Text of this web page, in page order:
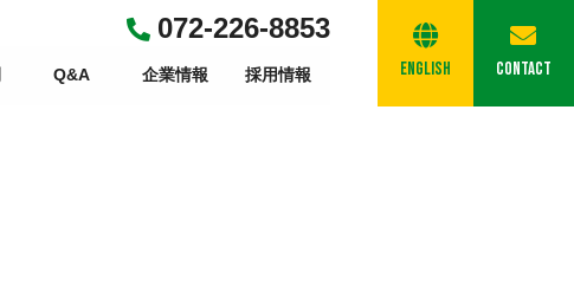
072-226-8853
Q&A 企業情報 採用情報 English Contact